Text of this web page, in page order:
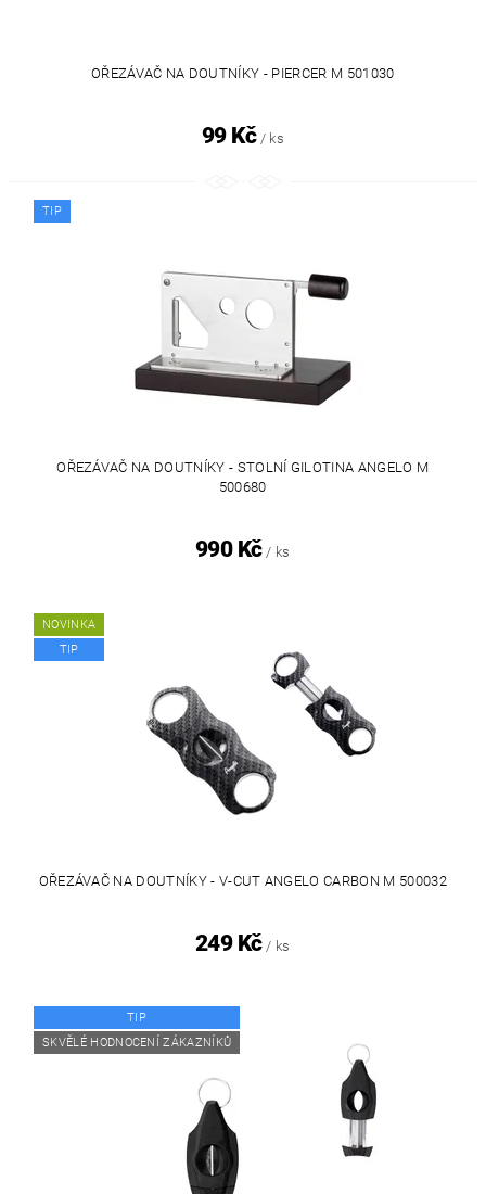
OŘEZÁVAČ NA DOUTNÍKY - PIERCER M 501030
99 Kč / ks
TIP
OŘEZÁVAČ NA DOUTNÍKY - STOLNÍ GILOTINA ANGELO M
500680
990 Kč / ks
NOVINKA
TIP
OŘEZÁVAČ NA DOUTNÍKY - V-CUT ANGELO CARBON M 500032
249 Kč / ks
TIP
SKVĚLÉ HODNOCENÍ ZÁKAZNÍKŮ